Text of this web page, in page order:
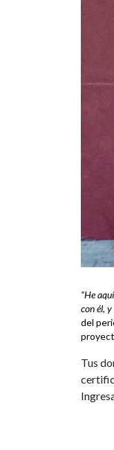
“He
con él,
del
Tus